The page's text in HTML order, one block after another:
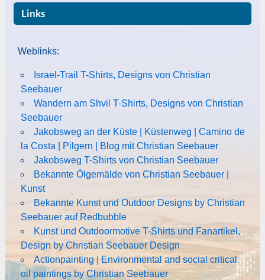
Links
Weblinks:
Israel-Trail T-Shirts, Designs von Christian
Seebauer
Wandern am Shvil T-Shirts, Designs von Christian
Seebauer
Jakobsweg an der Küste | Küstenweg | Camino de
la Costa | Pilgern | Blog mit Christian Seebauer
Jakobsweg T-Shirts von Christian Seebauer
Bekannte Ölgemälde von Christian Seebauer |
Kunst
Bekannte Kunst und Outdoor Designs by Christian
Seebauer auf Redbubble
Kunst und Outdoormotive T-Shirts und Fanartikel,
Design by Christian Seebauer Design
Actionpainting | Environmental and social critical
oil paintings by Christian Seebauer